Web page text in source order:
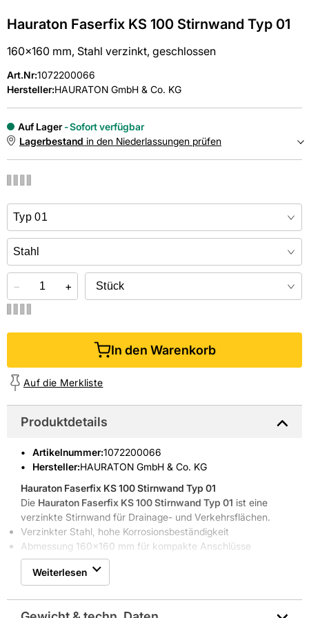
Hauraton Faserfix KS 100 Stirnwand Typ 01
160x160 mm, Stahl verzinkt, geschlossen
Art.Nr:1072200066
Hersteller:HAURATON GmbH & Co. KG
Auf Lager
Sofort verfügbar
Lagerbestand in den Niederlassungen prüfen
Online kaufen &
− +
In den Warenkorb
Auf die Merkliste
Produktdetails
Artikelnummer:1072200066
Hersteller:HAURATON GmbH & Co. KG
Hauraton Faserfix KS 100 Stirnwand Typ 01
Die Hauraton Faserfix KS 100 Stirnwand Typ 01 ist eine
verzinkte Stirnwand für Drainage- und Verkehrsflächen.
Verzinkter Stahl, hohe Korrosionsbeständigkeit
Abmessung 160x160 mm für kompakte Anschlüsse
Frost- und witterungsbeständig für Außenbereiche
Leicht zu handhaben
Kompatibel mit Hauraton Entwässerungssystemen
Eigenschaften & Vorteile
Weiterlesen